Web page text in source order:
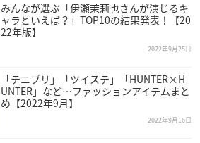
みんなが選ぶ「伊瀬茉莉也さんが演じるキ
ャラといえば？」TOP10の結果発表！【20
22年版】
2022年9月25日
「テニプリ」「ツイステ」「HUNTER×H
UNTER」など…ファッションアイテムまと
め【2022年9月】
2022年9月16日